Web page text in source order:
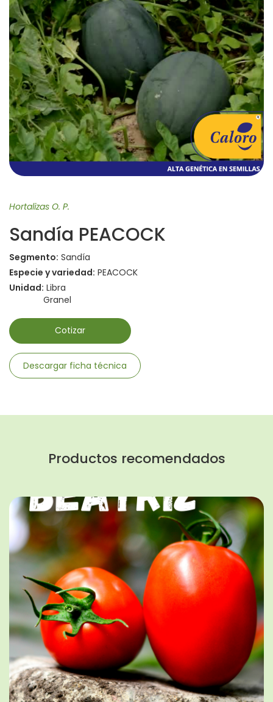
Hortalizas O. P.
Sandía PEACOCK
Segmento: Sandía
Especie y variedad: PEACOCK
Unidad: Libra
Granel
Cotizar
Descargar ficha técnica
Productos recomendados